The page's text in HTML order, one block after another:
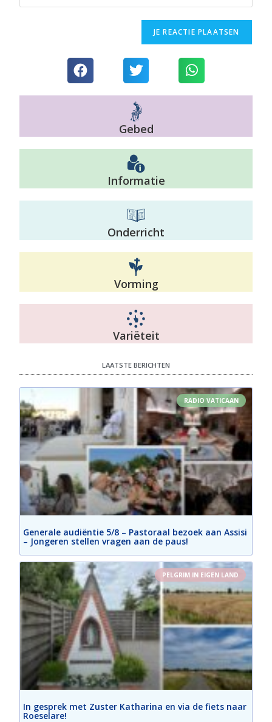
Gebed
Informatie
Onderricht
Vorming
Variëteit
LAATSTE BERICHTEN
RADIO VATICAAN
Generale audiëntie 5/8 – Pastoraal bezoek aan Assisi
– Jongeren stellen vragen aan de paus!
PELGRIM IN EIGEN LAND
In gesprek met Zuster Katharina en via de fiets naar
Roeselare!